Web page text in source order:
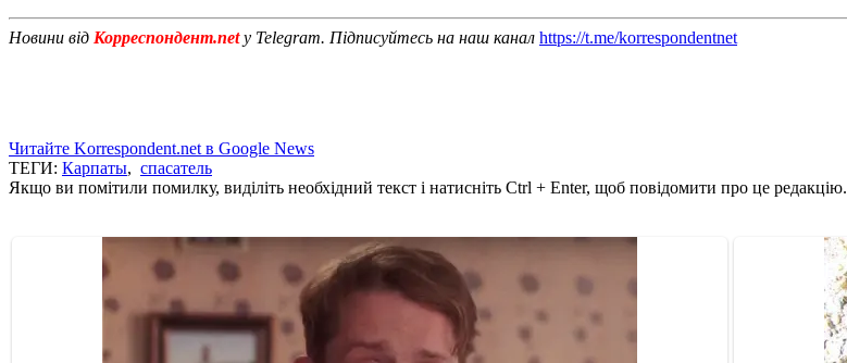
Новини від Корреспондент.net у Telegram. Підписуйтесь на наш канал https://t.me/korrespondentnet
Читайте Korrespondent.net в Google News
ТЕГИ: Карпаты, спасатель
Якщо ви помітили помилку, виділіть необхідний текст і натисніть Ctrl + Enter, щоб повідомити про це редакцію.